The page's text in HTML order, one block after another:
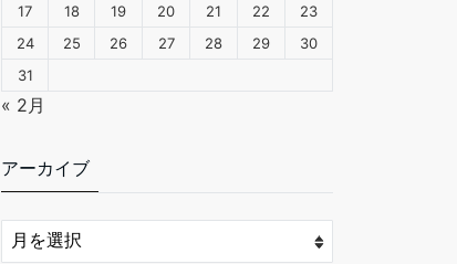
革工具 針 手作り 革用 レザ
ー 紐 ワックス糸 手縫い 工
具 DIY 縫製キット ザーツー
￥1,699
容：計24点セット。千枚通
し*1、系*3、指カバー*2、
17
18 19 20 21 22
23
24
25 26 27 28 29
30
31
« 2月
アーカイブ